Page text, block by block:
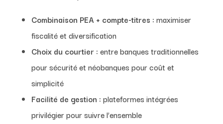
Combinaison PEA + compte-titres : maximiser
fiscalité et diversification
Choix du courtier : entre banques traditionnelles
pour sécurité et néobanques pour coût et
simplicité
Facilité de gestion : plateformes intégrées
privilégier pour suivre l’ensemble